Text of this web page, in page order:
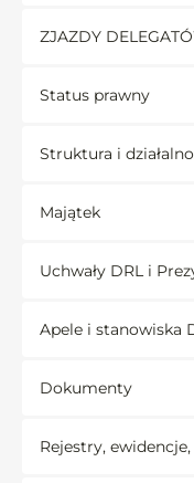
ZJAZDY
Status prawny
Struktura i
Majątek
Uchwały DRL i
Apele i stanowiska
Dokumenty
Rejestry,